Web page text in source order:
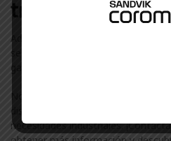
trabajamos en
Además de Target, colaboramos
sector industrial en Olite.
gama de marcas visitando nuestra
distribuidor de confianza de
necesidades industriales.